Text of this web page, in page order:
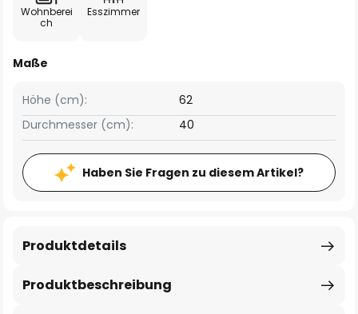
Wohnberei
ch
Esszimmer
Maße
Höhe (cm):
62
Durchmesser (cm):
40
Haben Sie Fragen zu diesem Artikel?
Produktbeschreibung
Produktdetails